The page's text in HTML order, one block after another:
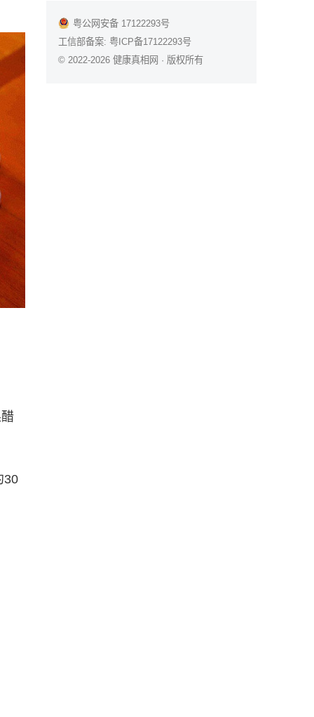
30
粤公网安备 17122293号
工信部备案: 粤ICP备17122293号
© 2022-2026 健康真相网 · 版权所有